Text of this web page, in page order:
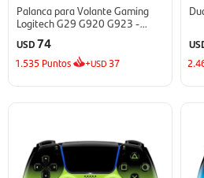
Palanca para Volante Gaming
Logitech G29 G920 G923 -
Negro
USD74
1.535 Puntos +USD37